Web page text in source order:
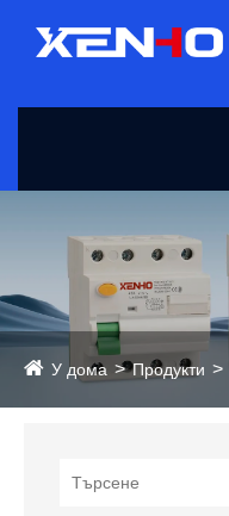
У дома Продукти